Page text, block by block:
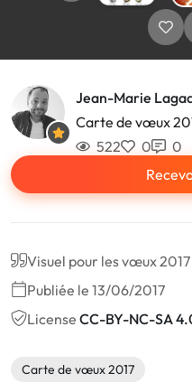
Jean-Marie
Carte de vœux
522 0
0
Visuel pour les vœux 2017
Publiée le 13/06/2017
License CC-BY-NC-SA
Carte de vœux 2017